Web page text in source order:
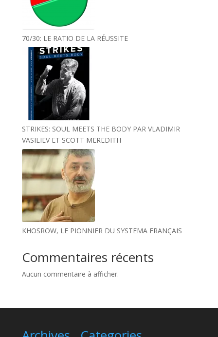
70/30: LE RATIO DE LA RÉUSSITE
STRIKES: SOUL MEETS THE BODY PAR VLADIMIR
VASILIEV ET SCOTT MEREDITH
KHOSROW, LE PIONNIER DU SYSTEMA FRANÇAIS
Commentaires récents
Aucun commentaire à afficher.